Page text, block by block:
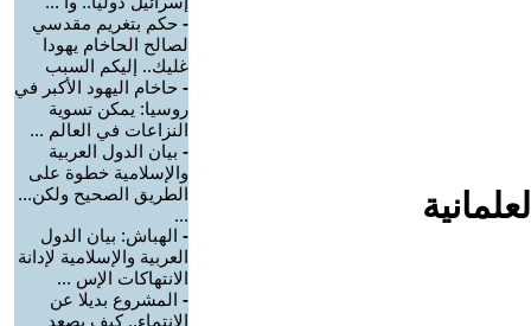
- حكم بتغريم مقدسي
لصالح الحاخام يهودا
غليك.. إليكم السبب
- حاخام اليهود الأكبر في
روسيا: يمكن تسوية
النزاعات في العالم ...
- بيان الدول العربية
والإسلامية خطوة على
الطريق الصحيح ولكن...
...
- الهباش: بيان الدول
العربية والإسلامية لإدانة
الانتهاكات الإس ...
- المشروع بديلا عن
الانتماء.. كيف يصعد